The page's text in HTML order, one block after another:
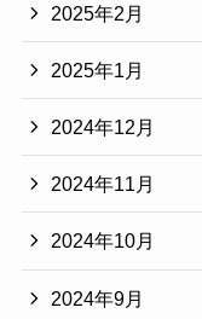
2025年2月
2025年1月
2024年12月
2024年11月
2024年10月
2024年9月